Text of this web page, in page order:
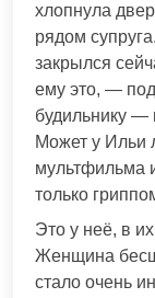
хлопнула
рядом
закрылся
ему это, —
будильнику —
Может у Ильи
мультфильма
только
Это у неё, в
Женщина
стало очень